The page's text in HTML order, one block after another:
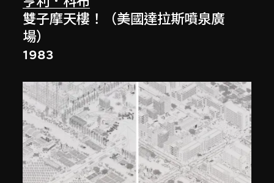
雙子摩天樓！（美國達拉斯噴泉廣
場）
1983